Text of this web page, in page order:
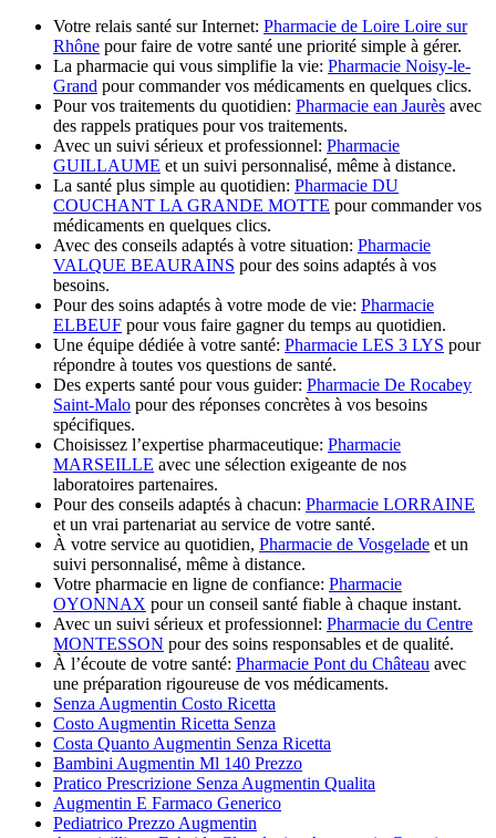
Votre relais santé sur Internet: Pharmacie de Loire Loire sur
Rhône pour faire de votre santé une priorité simple à gérer.
La pharmacie qui vous simplifie la vie: Pharmacie Noisy-le-
Grand pour commander vos médicaments en quelques clics.
Pour vos traitements du quotidien: Pharmacie ean Jaurès avec
des rappels pratiques pour vos traitements.
Avec un suivi sérieux et professionnel: Pharmacie
GUILLAUME et un suivi personnalisé, même à distance.
La santé plus simple au quotidien: Pharmacie DU
COUCHANT LA GRANDE MOTTE pour commander vos
médicaments en quelques clics.
Avec des conseils adaptés à votre situation: Pharmacie
VALQUE BEAURAINS pour des soins adaptés à vos
besoins.
Pour des soins adaptés à votre mode de vie: Pharmacie
ELBEUF pour vous faire gagner du temps au quotidien.
Une équipe dédiée à votre santé: Pharmacie LES 3 LYS pour
répondre à toutes vos questions de santé.
Des experts santé pour vous guider: Pharmacie De Rocabey
Saint-Malo pour des réponses concrètes à vos besoins
spécifiques.
Choisissez l’expertise pharmaceutique: Pharmacie
MARSEILLE avec une sélection exigeante de nos
laboratoires partenaires.
Pour des conseils adaptés à chacun: Pharmacie LORRAINE
et un vrai partenariat au service de votre santé.
À votre service au quotidien, Pharmacie de Vosgelade et un
suivi personnalisé, même à distance.
Votre pharmacie en ligne de confiance: Pharmacie
OYONNAX pour un conseil santé fiable à chaque instant.
Avec un suivi sérieux et professionnel: Pharmacie du Centre
MONTESSON pour des soins responsables et de qualité.
À l’écoute de votre santé: Pharmacie Pont du Château avec
une préparation rigoureuse de vos médicaments.
Senza Augmentin Costo Ricetta
Costo Augmentin Ricetta Senza
Costa Quanto Augmentin Senza Ricetta
Bambini Augmentin Ml 140 Prezzo
Pratico Prescrizione Senza Augmentin Qualita
Augmentin E Farmaco Generico
Pediatrico Prezzo Augmentin